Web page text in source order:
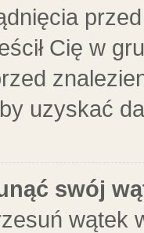
Cię w
uzyskać
swój
wątek